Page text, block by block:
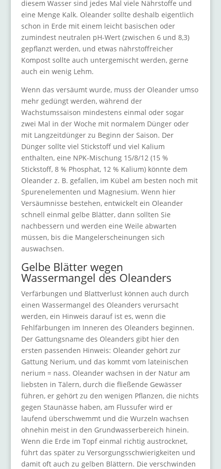
diesem Wasser sind jedes Mal viele Nährstoffe und
eine Menge Kalk. Oleander sollte deshalb eigentlich
schon in Erde mit einem leicht basischen oder
zumindest neutralen pH-Wert (zwischen 6 und 8,3)
gepflanzt werden, und etwas nährstoffreicher
Kompost sollte auch untergemischt werden, gerne
auch ein wenig Lehm.
Wenn das versäumt wurde, muss der Oleander umso
mehr gedüngt werden, während der
Wachstumssaison mindestens einmal oder sogar
zwei Mal in der Woche mit normalem Dünger oder
mit Langzeitdünger zu Beginn der Saison. Der
Dünger sollte viel Stickstoff und viel Kalium
enthalten, eine NPK-Mischung 15/8/12 (15 %
Stickstoff, 8 % Phosphat, 12 % Kalium) könnte dem
Oleander z. B. gefallen, im Kübel am besten noch mit
Spurenelementen und Magnesium. Wenn hier
Versäumnisse bestehen, entwickelt ein Oleander
schnell einmal gelbe Blätter, dann sollten Sie
nachbessern und werden eine Weile abwarten
müssen, bis die Mangelerscheinungen sich
auswachsen.
Gelbe Blätter wegen
Wassermangel des Oleanders
Verfärbungen und Blattverlust können auch durch
einen Wassermangel des Oleanders verursacht
werden, ein Hinweis darauf ist es, wenn die
Fehlfärbungen im Inneren des Oleanders beginnen.
Der Gattungsname des Oleanders gibt hier den
ersten passenden Hinweis: Oleander gehört zur
Gattung Nerium, und das kommt vom lateinischen
nerium = nass. Oleander wachsen in der Natur am
liebsten in Tälern, durch die fließende Gewässer
führen, er gehört zu den wenigen Pflanzen, die nichts
gegen Staunässe haben, am Flussufer wird er
laufend überschwemmt und die Wurzeln wachsen
ohnehin meist in den Grundwasserbereich hinein.
Wenn die Erde im Topf einmal richtig austrocknet,
führt das später zu Versorgungsschwierigkeiten und
damit oft auch zu gelben Blättern. Die verschwinden